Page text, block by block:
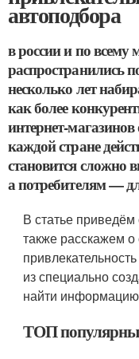
автоподбора
в россии и по всему
распространились
несколько лет
как более
интернет-
каждой стране
становится сложно
а потребителям —
В статье
также расскажем
из специально
найти
ТОП